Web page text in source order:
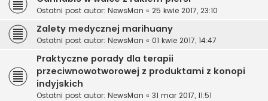
Ostatni post autor: NewsMan « 25 kwie 2017, 23:10
Zalety medycznej marihuany
Ostatni post autor: NewsMan « 01 kwie 2017, 14:47
Praktyczne porady dla terapii
przeciwnowotworowej z produktami z konopi
indyjskich
Ostatni post autor: NewsMan « 31 mar 2017, 11:51